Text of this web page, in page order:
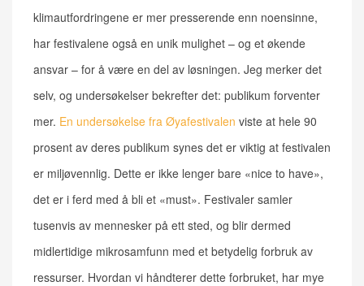
klimautfordringene er mer presserende enn noensinne,
har festivalene også en unik mulighet – og et økende
ansvar – for å være en del av løsningen. Jeg merker det
selv, og undersøkelser bekrefter det: publikum forventer
mer. En undersøkelse fra Øyafestivalen viste at hele 90
prosent av deres publikum synes det er viktig at festivalen
er miljøvennlig. Dette er ikke lenger bare «nice to have»,
det er i ferd med å bli et «must». Festivaler samler
tusenvis av mennesker på ett sted, og blir dermed
midlertidige mikrosamfunn med et betydelig forbruk av
ressurser. Hvordan vi håndterer dette forbruket, har mye